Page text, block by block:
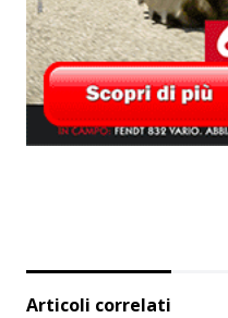
Articoli correlati